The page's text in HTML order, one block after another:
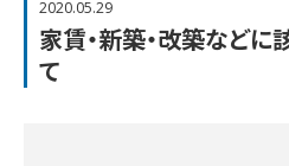
2020.05.29
家賃・新築・改築など
て